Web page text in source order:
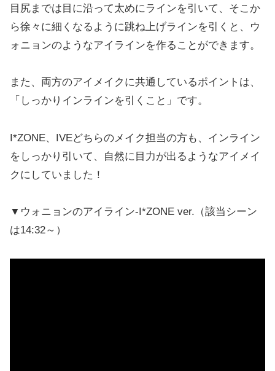
目尻までは目に沿って太めにラインを引いて、そこか
ら徐々に細くなるように跳ね上げラインを引くと、ウ
ォニョンのようなアイラインを作ることができます。
また、両方のアイメイクに共通しているポイントは、
「しっかりインラインを引くこと」です。
I*ZONE、IVEどちらのメイク担当の方も、インライン
をしっかり引いて、自然に目力が出るようなアイメイ
クにしていました！
▼ウォニョンのアイライン-I*ZONE ver.（該当シーン
は14:32～）